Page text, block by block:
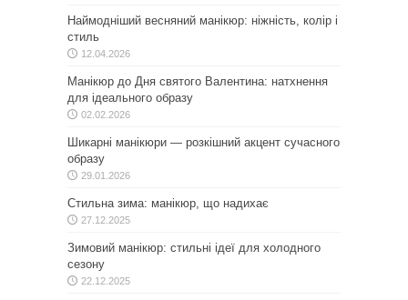
Наймодніший весняний манікюр: ніжність, колір і
стиль
12.04.2026
Манікюр до Дня святого Валентина: натхнення
для ідеального образу
02.02.2026
Шикарні манікюри — розкішний акцент сучасного
образу
29.01.2026
Стильна зима: манікюр, що надихає
27.12.2025
Зимовий манікюр: стильні ідеї для холодного
сезону
22.12.2025